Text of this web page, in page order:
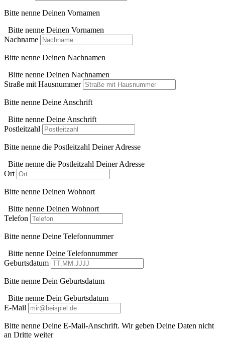
Bitte nenne Deinen Vornamen
Bitte nenne Deinen Vornamen
Nachname
Bitte nenne Deinen Nachnamen
Bitte nenne Deinen Nachnamen
Straße mit Hausnummer
Bitte nenne Deine Anschrift
Bitte nenne Deine Anschrift
Postleitzahl
Bitte nenne die Postleitzahl Deiner Adresse
Bitte nenne die Postleitzahl Deiner Adresse
Ort
Bitte nenne Deinen Wohnort
Bitte nenne Deinen Wohnort
Telefon
Bitte nenne Deine Telefonnummer
Bitte nenne Deine Telefonnummer
Geburtsdatum
Bitte nenne Dein Geburtsdatum
Bitte nenne Dein Geburtsdatum
E-Mail
Bitte nenne Deine E-Mail-Anschrift. Wir geben Deine Daten nicht
an Dritte weiter